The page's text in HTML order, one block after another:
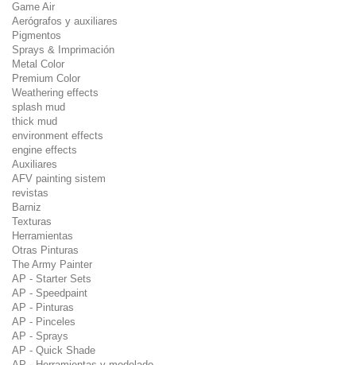
Game Air
Aerógrafos y auxiliares
Pigmentos
Sprays & Imprimación
Metal Color
Premium Color
Weathering effects
splash mud
thick mud
environment effects
engine effects
Auxiliares
AFV painting sistem
revistas
Barniz
Texturas
Herramientas
Otras Pinturas
The Army Painter
AP - Starter Sets
AP - Speedpaint
AP - Pinturas
AP - Pinceles
AP - Sprays
AP - Quick Shade